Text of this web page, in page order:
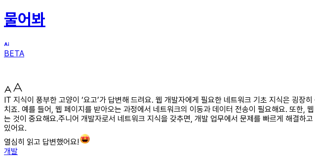
물어봐
BETA
IT 지식이 풍부한 고양이 ‘요고’가 답변해 드려요. 웹 개발자에게 필요한 네트워크 기초 지식은 굉장
치죠. 예를 들어, 웹 페이지를 받아오는 과정에서 네트워크의 이동과 데이터 전송이 필요해요. 또한,
는 것이 중요해요.주니어 개발자로서 네트워크 지식을 갖추면, 개발 업무에서 문제를 빠르게 해결하
있어요.
열심히 읽고 답변했어요!
개발